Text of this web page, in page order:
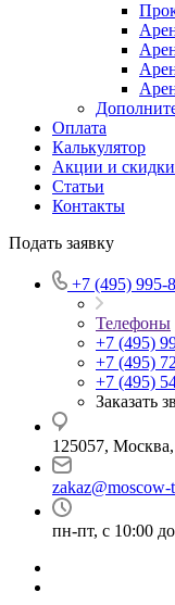
Оплата
Калькулятор
Акции и скидки
Статьи
Контакты
Подать заявку
+7 (495) 995-
Телефоны
+7 (495)
+7 (495)
+7 (495)
Заказать
125057,
zakaz@moscow-
пн-пт, с 10:00